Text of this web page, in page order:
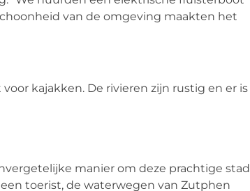
van de omgeving maakten het
kajakken. De rivieren zijn rustig en er is
manier om deze prachtige stad
toerist, de waterwegen van Zutphen